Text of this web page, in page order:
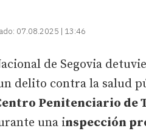
07.08.2025 | 13:46
de Segovia
delito contra la salud
Penitenciario de
una inspección